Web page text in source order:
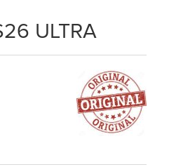
ULTRA